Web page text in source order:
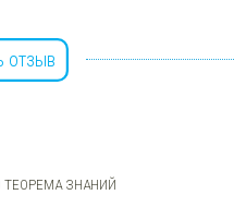
отзыв
ТЕОРЕМА ЗНАНИЙ